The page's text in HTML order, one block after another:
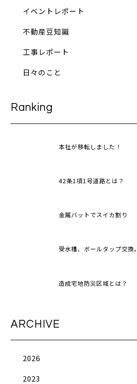
イベントレポート
不動産豆知識
工事レポート
日々のこと
Ranking
本社が移転しました！
42条1項1号道路とは？
金属バットでスイカ割り
受水槽、ボールタップ交換。
造成宅地防災区域とは？
ARCHIVE
2026
2023